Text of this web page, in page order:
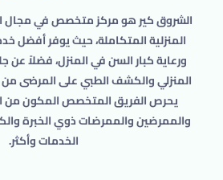
الشروق كير هو مركز متخصص في مجال
المنزلية المتكاملة، حيث يوفر أفضل
ورعاية كبار السن في المنزل، فضلاً عن
المنزلي والكشف الطبي على المرضى
يحرص الفريق المتخصص المكون من
والممرضين والممرضات ذوي الخبرة
الخدمات وأكثر.